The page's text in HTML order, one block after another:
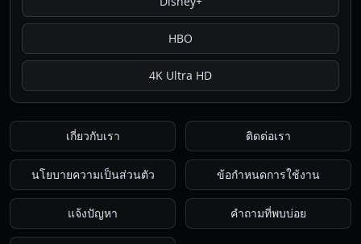
HBO
4K Ultra HD
เกี่ยวกับเรา ติดต่อเรา
นโยบายความเป็นส่วนตัว ข้อกำหนดการใช้งาน
แจ้งปัญหา คำถามที่พบบ่อย